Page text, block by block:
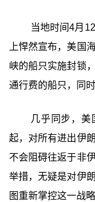
当地时间4月
上悍然宣布，美国
峡的船只实施封锁
通行费的船只，同
几乎同步，美
起，对所有进出伊
不会阻碍往返于非
举措，无疑是对伊
图重新掌控这一战